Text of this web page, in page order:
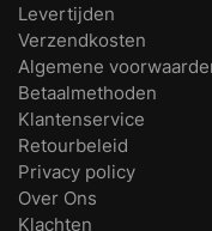
Levertijden
Verzendkosten
Algemene
Betaalmethoden
Klantenservice
Retourbeleid
Privacy policy
Over Ons
Klachten